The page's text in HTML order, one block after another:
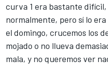
curva 1 era bastante
normalmente, pero sí lo
el domingo, crucemos los
mojado o no llueva
mala, y no queremos ver